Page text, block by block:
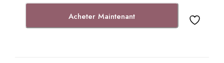
i
Acheter Maintenant